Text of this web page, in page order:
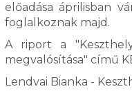
előadása áprilisban
foglalkoznak majd.
A riport a
megvalósítása" című
Lendvai Bianka -